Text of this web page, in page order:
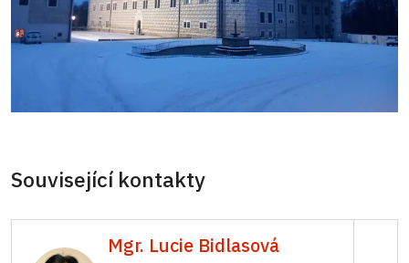
Související kontakty
Mgr. Lucie Bidlasová